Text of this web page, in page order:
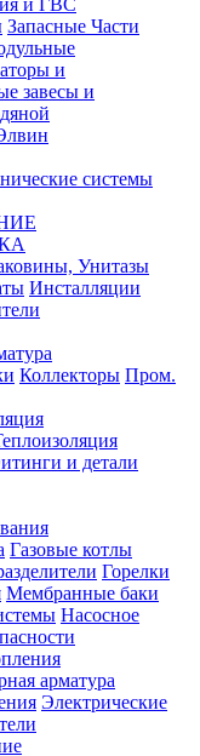
и ГВС
Запасные Части
и
завесы и
системы
Унитазы
Инсталляции
Коллекторы Пром.
и детали
Газовые котлы
Горелки
Мембранные баки
Насосное
арматура
Электрические